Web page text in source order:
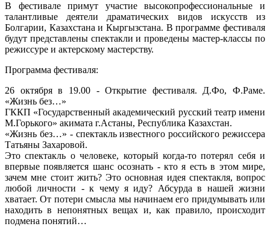
В фестивале примут участие высокопрофессиональные и
талантливые деятели драматических видов искусств из
Болгарии, Казахстана и Кыргызстана. В программе фестиваля
будут представлены спектакли и проведены мастер-классы по
режиссуре и актерскому мастерству.
Программа фестиваля:
26 октября в 19.00 - Открытие фестиваля. Д.Фо, Ф.Раме.
«Жизнь без…»
ГККП «Государственный академический русский театр имени
М.Горького» акимата г.Астаны, Республика Казахстан.
«Жизнь без…» - спектакль известного российского режиссера
Татьяны Захаровой.
Это спектакль о человеке, который когда-то потерял себя и
впервые появляется шанс осознать - кто я есть в этом мире,
зачем мне стоит жить? Это основная идея спектакля, вопрос
любой личности - к чему я иду? Абсурда в нашей жизни
хватает. От потери смысла мы начинаем его придумывать или
находить в непонятных вещах и, как правило, происходит
подмена понятий…